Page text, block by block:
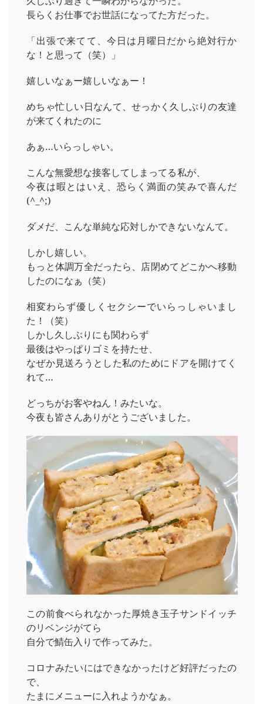
長らくお仕事でお世話になってた方だった。
「出張で来てて、今日は月曜日だから絶対行か
な！と思って（笑）」
嬉しいなぁー嬉しいなぁー！
めちゃ忙しい日なんて、せっかく久しぶりの友達
が来てくれたのに
あぁ…いらっしゃい。
こんな無愛想な接客してしまってる私が、
今夜は暇とはいえ、恐らく満面の笑みで喜んだ
(^_^;)
ダメだ、こんな単純な応対しかできないなんて。
しかし嬉しい。
もっと体調万全だったら、店閉めてどこかへ移動
したのになぁ（笑）
相変わらず優しくセクシーでいらっしゃいまし
た！（笑）
しかし久しぶりにも関わらず
最後はやっぱりゴミを持たせ、
なぜか見送ろうとした私のためにドアを開けてく
れて…
どっちがお客やねん！みたいな。
今夜も皆さんありがとうございました。
この前食べられなかった厚焼き玉子サンドイッチ
のリベンジがてら
自分で鯖缶入りで作ってみた。
コロナみたいにはできなかったけど好評だったの
で、
たまにメニューに入れようかなぁ。